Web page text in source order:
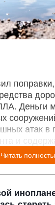
Деньги
атак в
и
Читать